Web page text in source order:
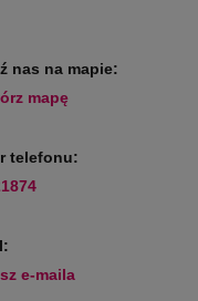
nas na mapie:
mapę
telefonu:
e-maila